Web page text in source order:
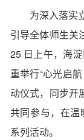
为深入落实
引导全体师生关
25 日上午，海
重举行“心光启
动仪式，同步开
共同参与，在温
系列活动。